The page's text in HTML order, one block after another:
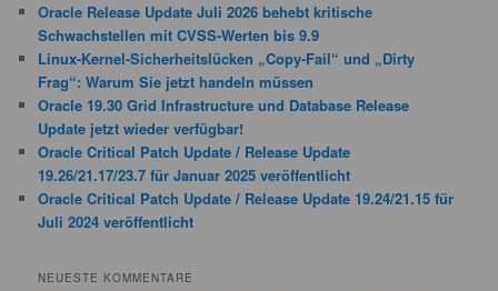
Oracle Release Update Juli 2026 behebt kritische
Schwachstellen mit CVSS-Werten bis 9.9
Linux-Kernel-Sicherheitslücken „Copy-Fail“ und „Dirty
Frag“: Warum Sie jetzt handeln müssen
Oracle 19.30 Grid Infrastructure und Database Release
Update jetzt wieder verfügbar!
Oracle Critical Patch Update / Release Update
19.26/21.17/23.7 für Januar 2025 veröffentlicht
Oracle Critical Patch Update / Release Update 19.24/21.15 für
Juli 2024 veröffentlicht
NEUESTE KOMMENTARE